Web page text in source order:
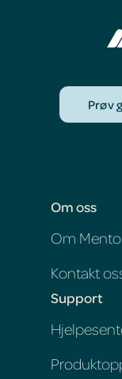
Prøv
Om oss
Om
Kontakt
Support